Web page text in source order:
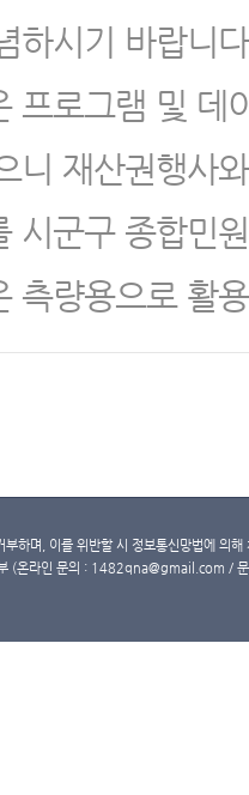
하시기 바랍니
프로그램 및 데
니 재산권행사
시군구 종합민
측량용으로 활
하며, 이를 위반할 시 정보통신망법에 의
(온라인 문의 : 1482qna@gmail.com /